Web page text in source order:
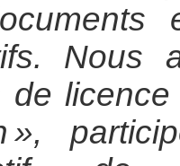
Nous
de
»,